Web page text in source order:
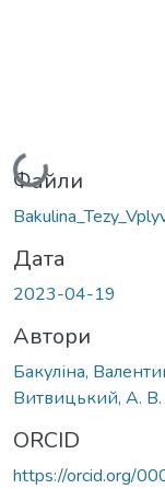
Вантажиться...
Файли
Дата
2023-04-19
Автори
Бакуліна,
Витвицький, А. В.
ORCID
https://orcid.org/